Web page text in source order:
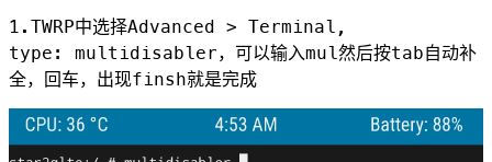
1.TWRP中选择Advanced > Terminal,
type: multidisabler，可以输入mul然后按tab自动补
全，回车，出现finsh就是完成